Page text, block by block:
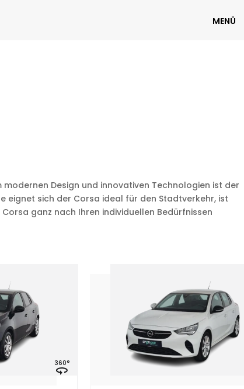
MENÜ
Design und innovativen Technologien ist der
eignet sich der Corsa ideal für den Stadtverkehr, ist
ganz nach Ihren individuellen Bedürfnissen